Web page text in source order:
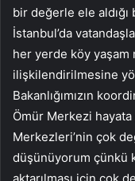
bir değerle ele aldığı
İstanbul’da
her yerde köy
ilişkilendirilmesine
Bakanlığımızın
Ömür Merkezi
Merkezleri’nin çok
düşünüyorum çünkü
aktarılması için çok